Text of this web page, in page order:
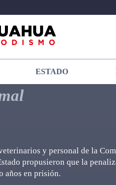
ESTADO
y personal de la
propusieron que la
años en prisión.